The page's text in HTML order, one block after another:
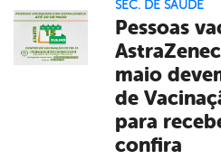
SEC. DE SAÚDE
Pessoas
maio
de
para
confira